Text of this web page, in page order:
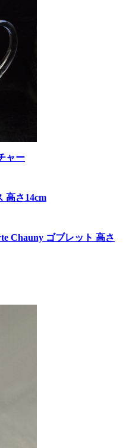
ャー
高さ14cm
Chauny ゴブレット 高さ